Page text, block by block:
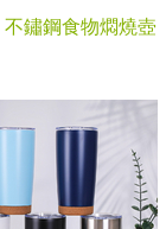
不鏽鋼食物燜燒壺